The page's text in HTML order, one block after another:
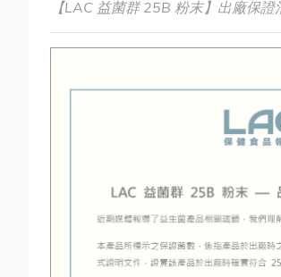
【LAC 益菌群 25B 粉末】出廠保